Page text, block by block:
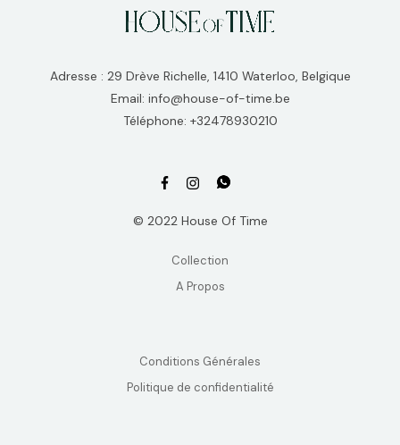
Adresse : 29 Drève Richelle, 1410 Waterloo, Belgique
Email: info@house-of-time.be
Téléphone: +32478930210
© 2022 House Of Time
Collection
A Propos
Conditions Générales
Politique de confidentialité